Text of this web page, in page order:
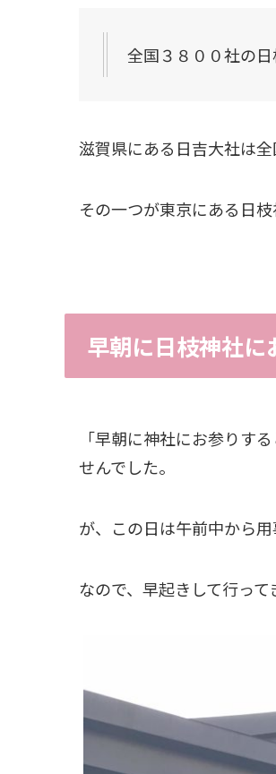
全国３８００社の
滋賀県にある日吉大社は
その一つが東京にある日枝
早朝に日枝神社に
「早朝に神社にお参りす
せんでした。
が、この日は午前中から
なので、早起きして行って